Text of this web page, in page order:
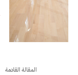
المقالة القادمة